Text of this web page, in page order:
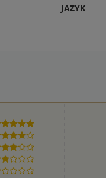
JAZYK
5 hvězdiček
4 hvězdičky
3 hvězdičky
2 hvězdičky
1 hvezdička